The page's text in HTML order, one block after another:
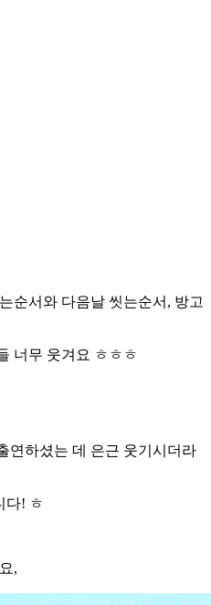
순서와 다음날 씻는순서, 방고
너무 웃겨요 ㅎㅎㅎ
연하셨는 데 은근 웃기시더라
다! ㅎ
,